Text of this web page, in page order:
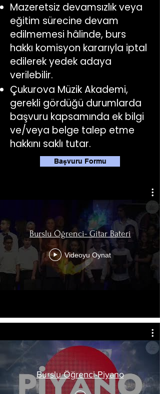
Mazeretsiz devamsızlık veya
eğitim sürecine devam
edilmemesi hâlinde, burs
hakkı komisyon kararıyla iptal
edilerek yedek adaya
verilebilir.
Çukurova Müzik Akademi,
gerekli gördüğü durumlarda
başvuru kapsamında ek bilgi
ve/veya belge talep etme
hakkını saklı tutar.
Başvuru Formu
Burslu Öğrenci- Gitar Bateri
Videoyu Oynat
Burslu Öğrenci-Piyano